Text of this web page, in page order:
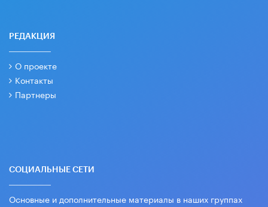
РЕДАКЦИЯ
О проекте
Контакты
Партнеры
СОЦИАЛЬНЫЕ СЕТИ
Основные и дополнительные материалы в наших группах